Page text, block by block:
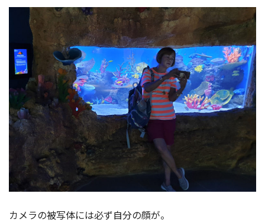
カメラの被写体には必ず自分の顔が。